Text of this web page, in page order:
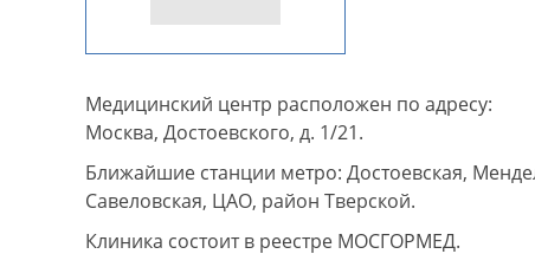
Медицинский центр расположен по адресу:
Москва, Достоевского, д. 1/21.
Ближайшие станции метро: Достоевская,
Савеловская, ЦАО, район Тверской.
Клиника состоит в реестре МОСГОРМЕД.